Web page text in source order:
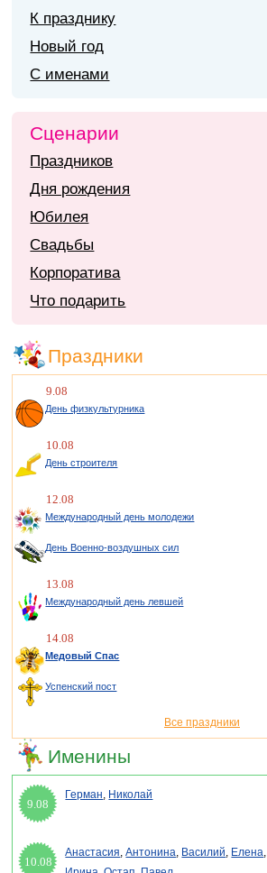
К празднику
Новый год
С именами
Сценарии
Праздников
Дня рождения
Юбилея
Свадьбы
Корпоратива
Что подарить
Праздники
9.08
День физкультурника
10.08
День строителя
12.08
Международный день молодежи
День Военно-воздушных сил
13.08
Международный день левшей
14.08
Медовый Спас
Успенский пост
Все праздники
Именины
9.08
Герман, Николай
10.08
Анастасия,Антонина, Василий, Елена,